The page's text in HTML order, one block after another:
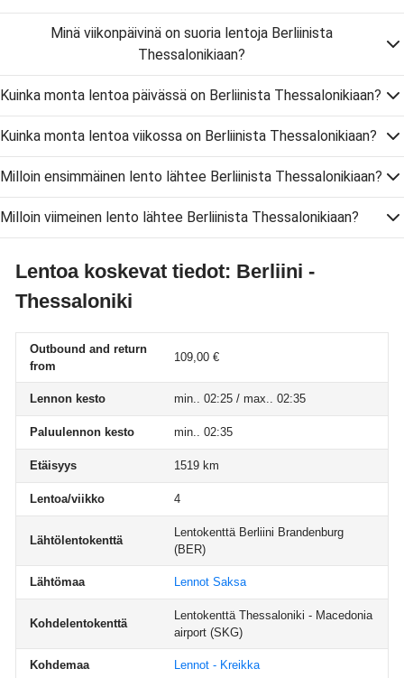
Minä viikonpäivinä on suoria lentoja Berliinista
Thessalonikiaan?
Kuinka monta lentoa päivässä on Berliinista Thessalonikiaan?
Kuinka monta lentoa viikossa on Berliinista Thessalonikiaan?
Milloin ensimmäinen lento lähtee Berliinista Thessalonikiaan?
Milloin viimeinen lento lähtee Berliinista Thessalonikiaan?
Lentoa koskevat tiedot: Berliini -
Thessaloniki
Outbound and return
from
109,00 €
Lennon kesto min.. 02:25 / max.. 02:35
Paluulennon kesto min.. 02:35
Etäisyys 1519 km
Lentoa/viikko 4
Lähtölentokenttä
Lentokenttä Berliini Brandenburg
(BER)
Lähtömaa Lennot Saksa
Kohdelentokenttä
Lentokenttä Thessaloniki - Macedonia
airport (SKG)
Kohdemaa Lennot - Kreikka